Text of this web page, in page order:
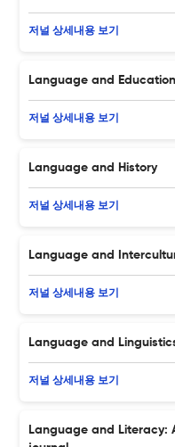
저널 상세내용 보기
Language and Education
저널 상세내용 보기
Language and History
저널 상세내용 보기
Language and
저널 상세내용 보기
Language and
저널 상세내용 보기
Language and Literacy: